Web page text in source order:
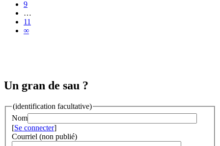
9
…
11
∞
Un gran de sau ?
(identification facultative)
Nom
[Se connecter]
Courriel (non publié)